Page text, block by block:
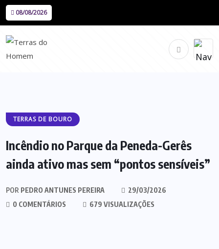
08/08/2026
TERRAS DE BOURO
Incêndio no Parque da Peneda-Gerês
ainda ativo mas sem “pontos sensíveis”
POR PEDRO ANTUNES PEREIRA
29/03/2026
0 COMENTÁRIOS
679 VISUALIZAÇÕES